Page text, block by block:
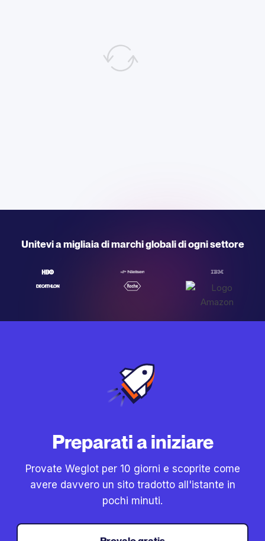
Unitevi a migliaia di marchi globali di ogni settore
Preparati a iniziare
Provate Weglot per 10 giorni e scoprite come
avere davvero un sito tradotto all'istante in
pochi minuti.